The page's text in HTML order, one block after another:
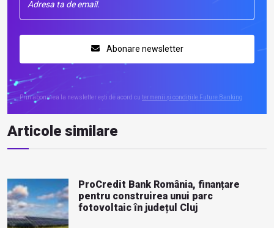
Abonare newsletter
Prin abonarea la newsletter ești de acord cu termenii și condițiile Future Banking
Articole similare
ProCredit Bank România, finanțare
pentru construirea unui parc
fotovoltaic în județul Cluj